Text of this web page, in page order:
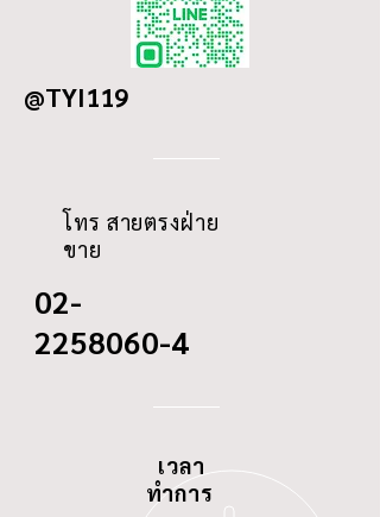
65
ID
@TYI119
โทร สายตรงฝ่าย
ขาย
02-
2258060-4
เวลา
ทำการ